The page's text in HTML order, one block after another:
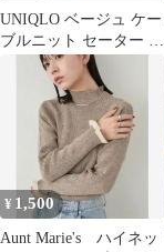
UNIQLO ベージュ ケー
ブルニット セーター M
サイズ 長袖
¥ 1,500
Aunt Marie's ハイネッ